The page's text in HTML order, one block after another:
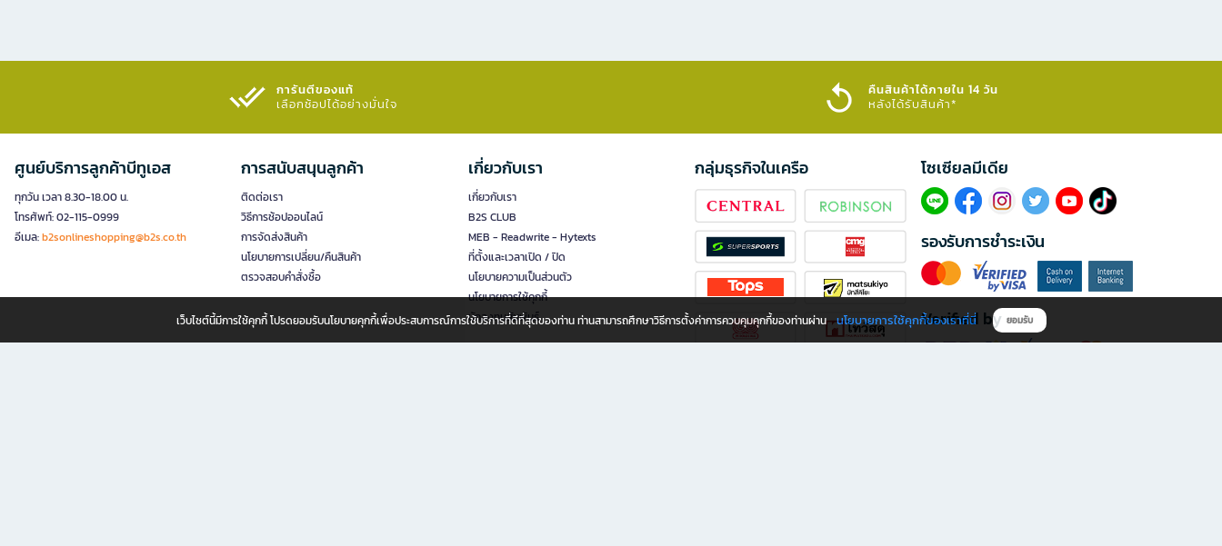
การันตีของแท้
เลือกช้อปได้อย่างมั่นใจ​
คืนสินค้าได้ภายใน 14 วัน
หลังได้รับสินค้า*
ศูนย์บริการลูกค้าบีทูเอส
ทุกวัน เวลา 8.30-18.00 น.
โทรศัพท์: 02-115-0999
อีเมล:b2sonlineshopping@b2s.co.th
การสนับสนุนลูกค้า
ติดต่อเรา
วิธีการช้อปออนไลน์
การจัดส่งสินค้า
นโยบายการเปลี่ยน/คืนสินค้า
ตรวจสอบคำสั่งซื้อ
เกี่ยวกับเรา
เกี่ยวกับเรา
B2S CLUB
MEB - Readwrite - Hytexts
ที่ตั้งและเวลาเปิด / ปิด
นโยบายความเป็นส่วนตัว
นโยบายการใช้คุกกี้
นักลงทุนสัมพันธ์
กลุ่มธุรกิจในเครือ โซเซียลมีเดีย​
รองรับการชำระเงิน
Verified by
เว็บไซต์นี้มีการใช้คุกกี้ โปรดยอมรับนโยบายคุกกี้เพื่อประสบการณ์การใช้บริการที่ดีที่สุดของท่าน ท่านสามารถศึกษาวิธีการตั้งค่าการควบคุมคุกกี้ของท่านผ่าน นโยบายการใช้คุกกี้ของเราที่นี่ ยอมรับ